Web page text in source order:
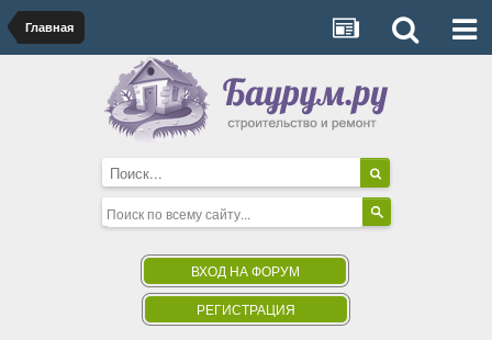
Главная
ВХОД НА ФОРУМ
РЕГИСТРАЦИЯ